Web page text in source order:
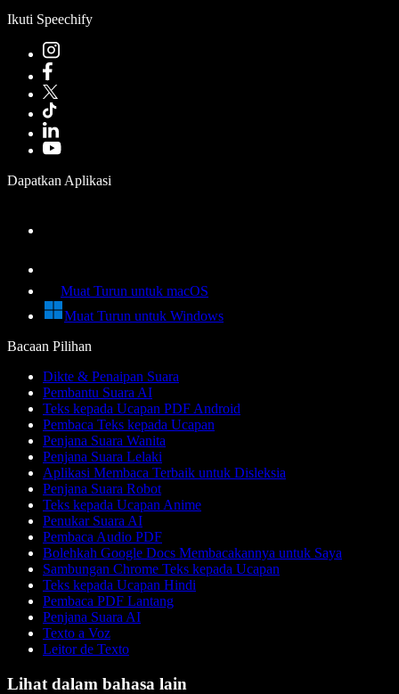
Ikuti Speechify
Dapatkan Aplikasi
Muat Turun untuk macOS
Muat Turun untuk Windows
Bacaan Pilihan
Dikte & Penaipan Suara
Pembantu Suara AI
Teks kepada Ucapan PDF Android
Pembaca Teks kepada Ucapan
Penjana Suara Wanita
Penjana Suara Lelaki
Aplikasi Membaca Terbaik untuk Disleksia
Penjana Suara Robot
Teks kepada Ucapan Anime
Penukar Suara AI
Pembaca Audio PDF
Bolehkah Google Docs Membacakannya untuk Saya
Sambungan Chrome Teks kepada Ucapan
Teks kepada Ucapan Hindi
Pembaca PDF Lantang
Penjana Suara AI
Texto a Voz
Leitor de Texto
Lihat dalam bahasa lain